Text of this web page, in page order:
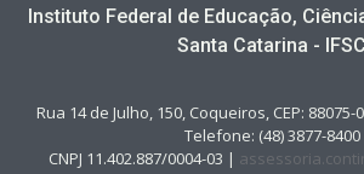
Instituto Federal de Educação,
Santa Catarina - IFSC
Rua 14 de Julho, 150, Coqueiros, CEP:
Telefone: (48) 3877-8400
CNPJ 11.402.887/0004-03 |